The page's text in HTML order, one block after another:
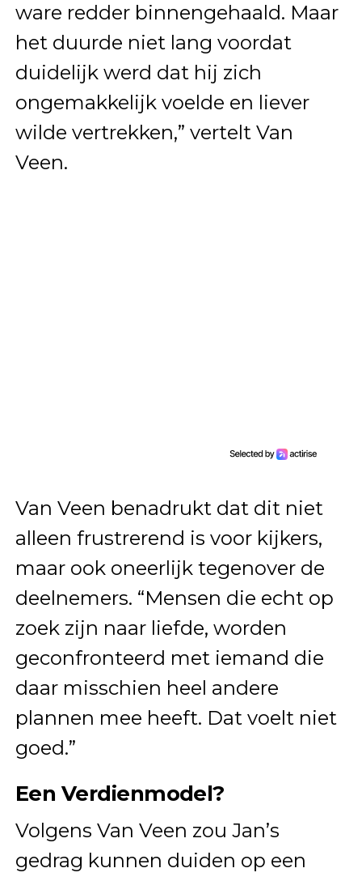
ware redder binnengehaald. Maar
het duurde niet lang voordat
duidelijk werd dat hij zich
ongemakkelijk voelde en liever
wilde vertrekken,” vertelt Van
Veen.
Van Veen benadrukt dat dit niet
alleen frustrerend is voor kijkers,
maar ook oneerlijk tegenover de
deelnemers. “Mensen die echt op
zoek zijn naar liefde, worden
geconfronteerd met iemand die
daar misschien heel andere
plannen mee heeft. Dat voelt niet
goed.”
Een Verdienmodel?
Volgens Van Veen zou Jan’s
gedrag kunnen duiden op een